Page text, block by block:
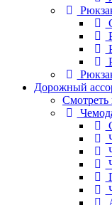
Дорожный
Смотреть